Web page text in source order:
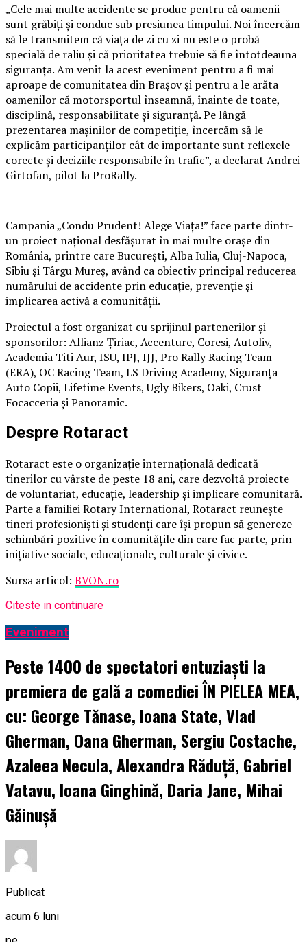
„Cele mai multe accidente se produc pentru că oamenii
sunt grăbiți și conduc sub presiunea timpului. Noi încercăm
să le transmitem că viața de zi cu zi nu este o probă
specială de raliu și că prioritatea trebuie să fie întotdeauna
siguranța. Am venit la acest eveniment pentru a fi mai
aproape de comunitatea din Brașov și pentru a le arăta
oamenilor că motorsportul înseamnă, înainte de toate,
disciplină, responsabilitate și siguranță. Pe lângă
prezentarea mașinilor de competiție, încercăm să le
explicăm participanților cât de importante sunt reflexele
corecte și deciziile responsabile în trafic”, a declarat Andrei
Gîrtofan, pilot la ProRally.
Campania „Condu Prudent! Alege Viața!” face parte dintr-
un proiect național desfășurat în mai multe orașe din
România, printre care București, Alba Iulia, Cluj-Napoca,
Sibiu și Târgu Mureș, având ca obiectiv principal reducerea
numărului de accidente prin educație, prevenție și
implicarea activă a comunității.
Proiectul a fost organizat cu sprijinul partenerilor și
sponsorilor: Allianz Țiriac, Accenture, Coresi, Autoliv,
Academia Titi Aur, ISU, IPJ, IJJ, Pro Rally Racing Team
(ERA), OC Racing Team, LS Driving Academy, Siguranța
Auto Copii, Lifetime Events, Ugly Bikers, Oaki, Crust
Focacceria și Panoramic.
Despre Rotaract
Rotaract este o organizație internațională dedicată
tinerilor cu vârste de peste 18 ani, care dezvoltă proiecte
de voluntariat, educație, leadership și implicare comunitară.
Parte a familiei Rotary International, Rotaract reunește
tineri profesioniști și studenți care își propun să genereze
schimbări pozitive în comunitățile din care fac parte, prin
inițiative sociale, educaționale, culturale și civice.
Sursa articol: BVON.ro
Citeste in continuare
Eveniment
Peste 1400 de spectatori entuziaști la
premiera de gală a comediei ÎN PIELEA MEA,
cu: George Tănase, Ioana State, Vlad
Gherman, Oana Gherman, Sergiu Costache,
Azaleea Necula, Alexandra Răduță, Gabriel
Vatavu, Ioana Ginghină, Daria Jane, Mihai
Găinușă
Publicat
acum 6 luni